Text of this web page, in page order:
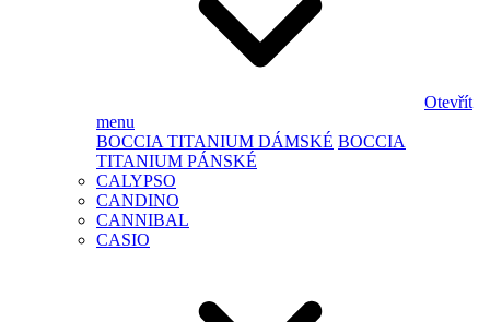
Otevřít
menu
BOCCIA TITANIUM DÁMSKÉ BOCCIA
TITANIUM PÁNSKÉ
CALYPSO
CANDINO
CANNIBAL
CASIO